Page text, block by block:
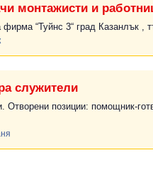
монтажисти и
“Туйнс 3“ град Казанлък ,
служители
Отворени позиции: помощник-